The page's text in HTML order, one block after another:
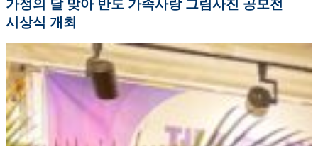
가정의 달 맞아 반도 가족사랑 그림사진 공모전
시상식 개최